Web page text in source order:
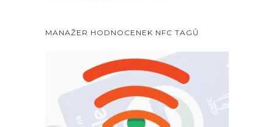
MANAŽER HODNOCENEK NFC TAGŮ